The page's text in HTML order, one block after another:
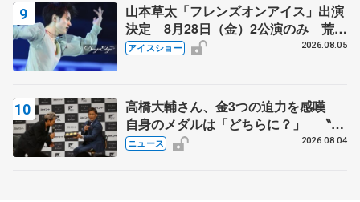
山本草太「フレンズオンアイス」出演
決定 8月28日（金）2公演のみ 荒川
静香さんプロデュース、20周年のアイ
アイスショー 2026.08.05
高橋大輔さん、金3つの迫力を感嘆
自身のメダルは「どちらに？」 〝リ
ス兄弟〟オリンピック3連覇の野村忠
ニュース 2026.08.04